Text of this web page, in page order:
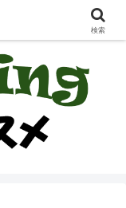
検索